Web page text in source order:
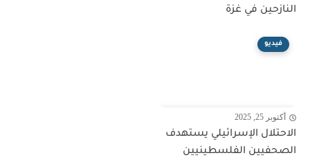
النازحين في غزة
فيديو
أكتوبر 25, 2025
الاحتلال الإسرائيلي يستهدف
الصحفيين الفلسطينيين